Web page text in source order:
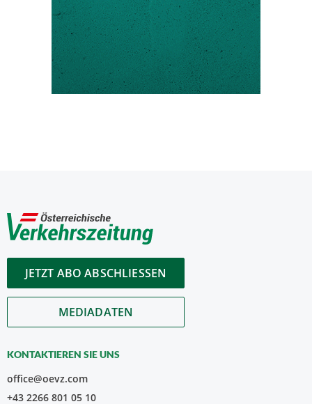
JETZT ABO ABSCHLIESSEN
MEDIADATEN
KONTAKTIEREN SIE UNS
office@oevz.com
+43 2266 801 05 10